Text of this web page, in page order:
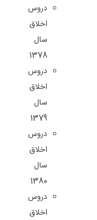
دروس
اخلاق
سال
1378
دروس
اخلاق
سال
1379
دروس
اخلاق
سال
1380
دروس
اخلاق